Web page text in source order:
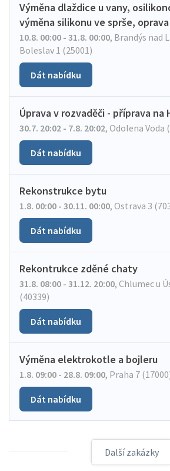
Výměna dlaždice u vany,
výměna silikonu ve sprše,
10.8. 00:00 - 31.8. 00:00, Brandýs nad
Boleslav 1 (25001)
Dát nabídku
Úprava v rozvaděči - příprava na
30.7. 20:02 - 7.8. 20:02, Odolena Voda
Dát nabídku
Rekonstrukce bytu
1.8. 00:00 - 30.11. 00:00, Ostrava 3
Dát nabídku
Rekontrukce zděné chaty
31.8. 08:00 - 31.12. 20:00, Chlumec u
(40339)
Dát nabídku
Výměna elektrokotle a bojleru
1.8. 09:00 - 28.8. 09:00, Praha 7
Dát nabídku
Další zakázky